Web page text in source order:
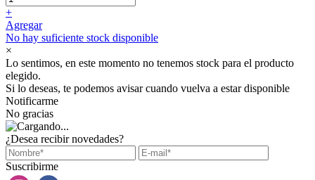
+
Agregar
No hay suficiente stock disponible
×
Lo sentimos, en este momento no tenemos stock para el producto
elegido.
Si lo deseas, te podemos avisar cuando vuelva a estar disponible
Notificarme
No gracias
¿Desea recibir novedades?
Suscribirme